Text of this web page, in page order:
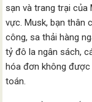
sạn và trang trại của
vực. Musk, bạn thân
công, sa thải hàng
tỷ đô la ngân sách,
hóa đơn không được
toán.